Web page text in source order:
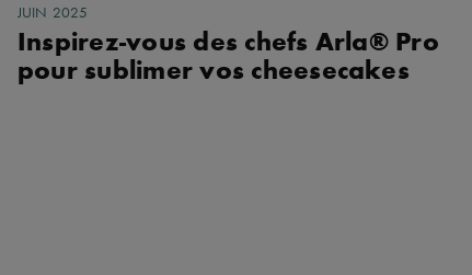
JUIN 2025
Inspirez-vous des chefs Arla® Pro
pour sublimer vos cheesecakes